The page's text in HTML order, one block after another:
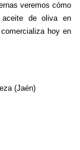
veremos cómo
de oliva en
hoy en
(Jaén)